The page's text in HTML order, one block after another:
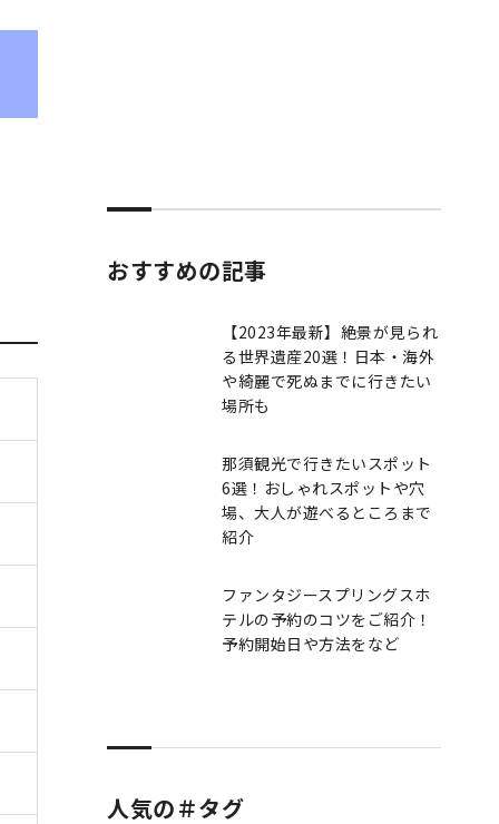
おすすめの記事
【2023年最新】絶景が見られ
る世界遺産20選！日本・海外
や綺麗で死ぬまでに行きたい
場所も
那須観光で行きたいスポット
6選！おしゃれスポットや穴
場、大人が遊べるところまで
紹介
ファンタジースプリングスホ
テルの予約のコツをご紹介！
予約開始日や方法をなど
人気の＃タグ